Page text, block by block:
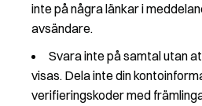
inte på några länkar i
avsändare.
Svara inte på samtal utan
visas. Dela inte din
verifieringskoder med